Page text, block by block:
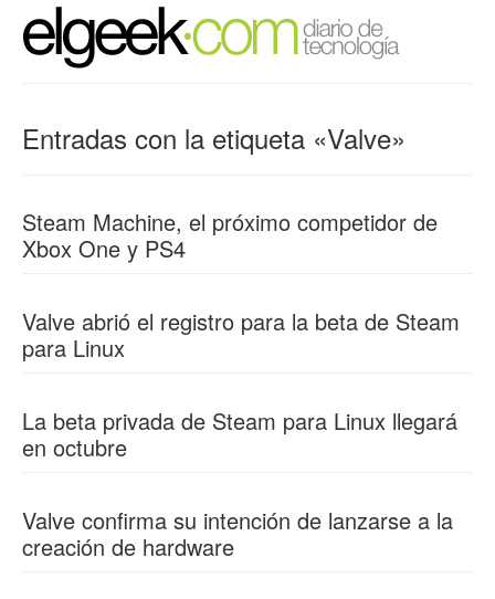
Entradas con la etiqueta «Valve»
Steam Machine, el próximo competidor de
Xbox One y PS4
Valve abrió el registro para la beta de Steam
para Linux
La beta privada de Steam para Linux llegará
en octubre
Valve confirma su intención de lanzarse a la
creación de hardware